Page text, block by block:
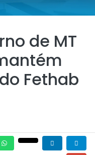
de MT
Fethab